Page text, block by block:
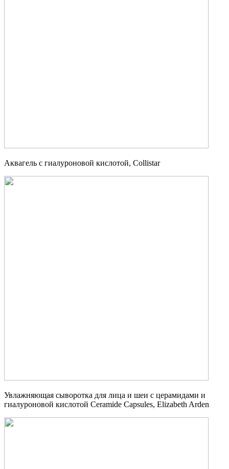
Аквагель с гиалуроновой кислотой, Collistar
Увлажняющая сыворотка для лица и шеи с церамидами и
гиалуроновой кислотой Ceramide Capsules, Elizabeth Arden